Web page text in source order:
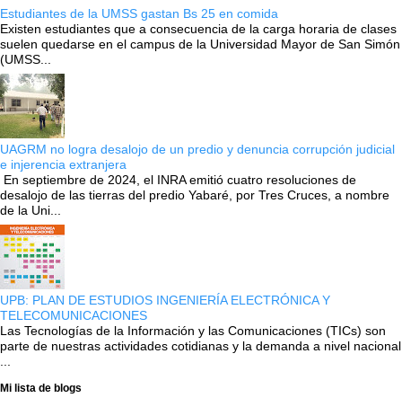
Estudiantes de la UMSS gastan Bs 25 en comida
Existen estudiantes que a consecuencia de la carga horaria de clases
suelen quedarse en el campus de la Universidad Mayor de San Simón
(UMSS...
UAGRM no logra desalojo de un predio y denuncia corrupción judicial
e injerencia extranjera
En septiembre de 2024, el INRA emitió cuatro resoluciones de
desalojo de las tierras del predio Yabaré, por Tres Cruces, a nombre
de la Uni...
UPB: PLAN DE ESTUDIOS INGENIERÍA ELECTRÓNICA Y
TELECOMUNICACIONES
Las Tecnologías de la Información y las Comunicaciones (TICs) son
parte de nuestras actividades cotidianas y la demanda a nivel nacional
...
Mi lista de blogs